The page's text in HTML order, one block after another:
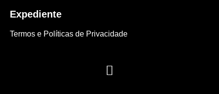
Expediente
Termos e Políticas de Privacidade